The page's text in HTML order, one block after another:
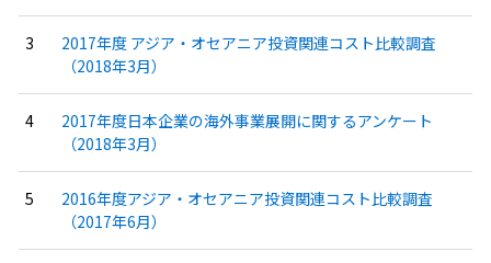
2017年度 アジア・オセアニア投資関連コスト比較調査
（2018年3月）
2017年度日本企業の海外事業展開に関するアンケート
（2018年3月）
2016年度アジア・オセアニア投資関連コスト比較調査
（2017年6月）